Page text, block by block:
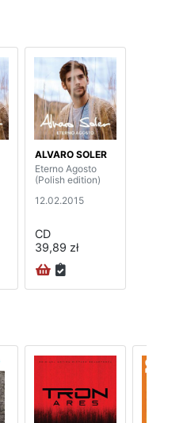
ALVARO SOLER
Eterno Agosto
(Polish edition)
12.02.2015
CD
39,89 zł